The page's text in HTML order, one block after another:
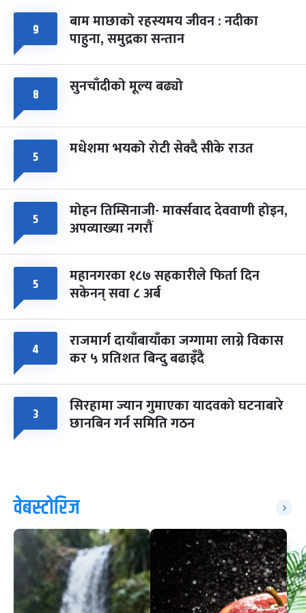
८ फागुपूर्णिमा
चैत्र ८, २०८३-Mar 22, 2027
७ महिना बाँकी
९ बाम माछाको रहस्यमय जीवन : नदीका
पाहुना, समुद्रका सन्तान
८ सुनचाँदीको मूल्य बढ्यो
५ मधेशमा भयको रोटी सेक्दै सीके राउत
५ मोहन तिम्सिनाजी- मार्क्सवाद देववाणी होइन,
अपव्याख्या नगरौं
५ महानगरका १८७ सहकारीले फिर्ता दिन
सकेनन् सवा ८ अर्ब
४ राजमार्ग दायाँबायाँका जग्गामा लाग्ने विकास
कर ५ प्रतिशत बिन्दु बढाइँदै
३ सिरहामा ज्यान गुमाएका यादवको घटनाबारे
छानबिन गर्न समिति गठन
वेबस्टोरिज